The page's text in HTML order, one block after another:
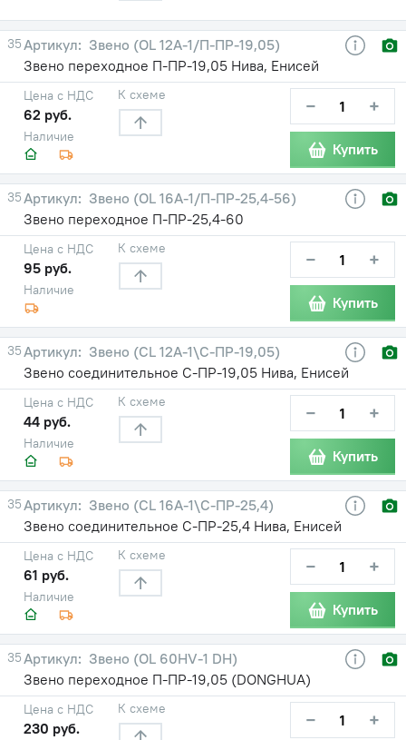
35
Звено (OL 12A-1/П-ПР-19,05)
Звено переходное П-ПР-19,05 Нива, Енисей
Наличие
Цена с НДС
62 руб.
К схеме − +
Купить
35
Звено (OL 16A-1/П-ПР-25,4-56)
Звено переходное П-ПР-25,4-60
Наличие
Цена с НДС
95 руб.
К схеме − +
Купить
35
Звено (CL 12A-1\С-ПР-19,05)
Звено соединительное С-ПР-19,05 Нива, Енисей
Наличие
Цена с НДС
44 руб.
К схеме − +
Купить
35
Звено (CL 16A-1\С-ПР-25,4)
Звено соединительное С-ПР-25,4 Нива, Енисей
Наличие
Цена с НДС
61 руб.
К схеме − +
Купить
35
Звено (OL 60HV-1 DH)
Звено переходное П-ПР-19,05 (DONGHUA)
Цена с НДС
230 руб.
К схеме − +